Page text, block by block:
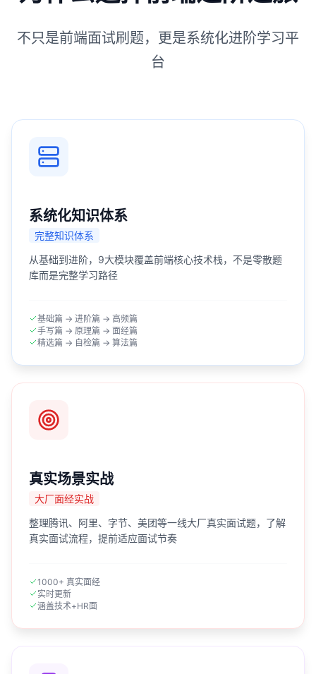
不只是前端面试刷题，更是系统化进阶学习平
台
系统化知识体系
完整知识体系
从基础到进阶，9大模块覆盖前端核心技术栈，不是零散题
库而是完整学习路径
基础篇 → 进阶篇 → 高频篇
手写篇 → 原理篇 → 面经篇
精选篇 → 自检篇 → 算法篇
真实场景实战
大厂面经实战
整理腾讯、阿里、字节、美团等一线大厂真实面试题，了解
真实面试流程，提前适应面试节奏
1000+ 真实面经
实时更新
涵盖技术+HR面